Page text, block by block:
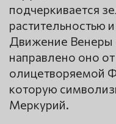
подчеркивается
растительностью
Движение Венеры
направлено оно
олицетворяемой
которую
Меркурий.